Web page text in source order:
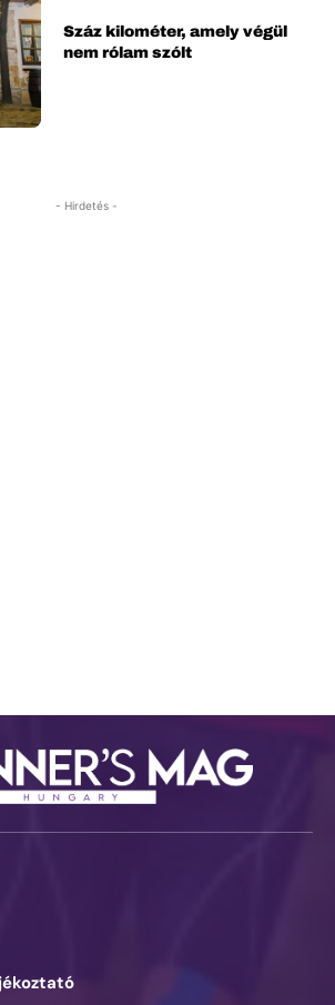
Száz kilométer, amely végül
nem rólam szólt
- Hirdetés -